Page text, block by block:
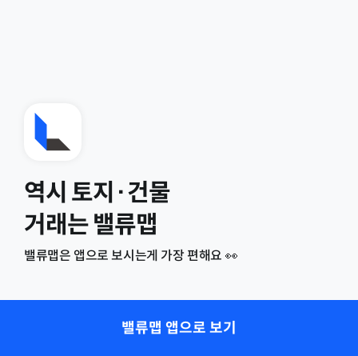
역시 토지·건물
거래는 밸류맵
밸류맵은 앱으로 보시는게 가장 편해요 👀
밸류맵 앱으로 보기